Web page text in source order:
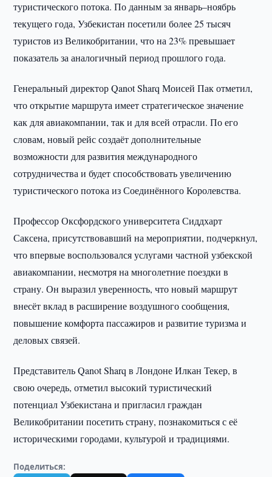
туристического потока. По данным за январь–ноябрь
текущего года, Узбекистан посетили более 25 тысяч
туристов из Великобритании, что на 23% превышает
показатель за аналогичный период прошлого года.
Генеральный директор Qanot Sharq Моисей Пак отметил,
что открытие маршрута имеет стратегическое значение
как для авиакомпании, так и для всей отрасли. По его
словам, новый рейс создаёт дополнительные
возможности для развития международного
сотрудничества и будет способствовать увеличению
туристического потока из Соединённого Королевства.
Профессор Оксфордского университета Сиддхарт
Саксена, присутствовавший на мероприятии, подчеркнул,
что впервые воспользовался услугами частной узбекской
авиакомпании, несмотря на многолетние поездки в
страну. Он выразил уверенность, что новый маршрут
внесёт вклад в расширение воздушного сообщения,
повышение комфорта пассажиров и развитие туризма и
деловых связей.
Представитель Qanot Sharq в Лондоне Илкан Текер, в
свою очередь, отметил высокий туристический
потенциал Узбекистана и пригласил граждан
Великобритании посетить страну, познакомиться с её
историческими городами, культурой и традициями.
Поделиться: